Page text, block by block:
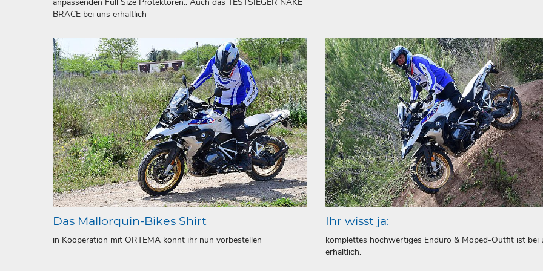
BRACE bei uns erhältlich
Das Mallorquin-Bikes Shirt
in Kooperation mit ORTEMA könnt ihr nun vorbestellen
Ihr wisst ja:
komplettes hochwertiges Enduro & Moped-Outfit ist bei
erhältlich.